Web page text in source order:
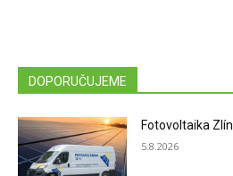
DOPORUČUJEME
Fotovoltaika Zlín
5.8.2026